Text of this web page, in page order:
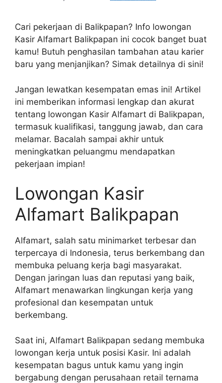
Cari pekerjaan di Balikpapan? Info lowongan
Kasir Alfamart Balikpapan ini cocok banget buat
kamu! Butuh penghasilan tambahan atau karier
baru yang menjanjikan? Simak detailnya di sini!
Jangan lewatkan kesempatan emas ini! Artikel
ini memberikan informasi lengkap dan akurat
tentang lowongan Kasir Alfamart di Balikpapan,
termasuk kualifikasi, tanggung jawab, dan cara
melamar. Bacalah sampai akhir untuk
meningkatkan peluangmu mendapatkan
pekerjaan impian!
Lowongan Kasir
Alfamart Balikpapan
Alfamart, salah satu minimarket terbesar dan
terpercaya di Indonesia, terus berkembang dan
membuka peluang kerja bagi masyarakat.
Dengan jaringan luas dan reputasi yang baik,
Alfamart menawarkan lingkungan kerja yang
profesional dan kesempatan untuk
berkembang.
Saat ini, Alfamart Balikpapan sedang membuka
lowongan kerja untuk posisi Kasir. Ini adalah
kesempatan bagus untuk kamu yang ingin
bergabung dengan perusahaan retail ternama